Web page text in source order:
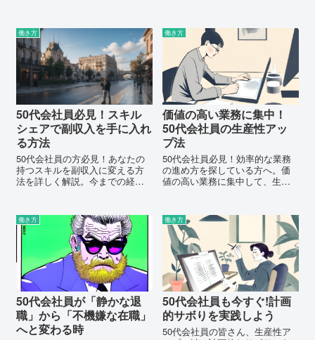
す。持続可能なキャリアのため
のヒントを得るために読み進め
てください。
がらランチを楽しみたい」そん
な思いを抱えていませんか？ こ
の記事では、ランチ...
働き方
50代会社員必見！スキル
シェアで副収入を手に入れ
る方法
50代会社員の方必見！あなたの
持つスキルを副収入に変える方
法を詳しく解説。今までの経験
働き方
価値の高い業務に集中！
50代会社員の生産性アッ
プ法
50代会社員必見！効率的な業務
の進め方を探している方へ。価
値の高い業務に集中して、生産
働き方
50代会社員が「静かな退
職」から「不機嫌な在職」
へと変わる時
働き方
50代会社員も今すぐ!計画
的サボりを実践しよう
50代会社員の皆さん、生産性ア